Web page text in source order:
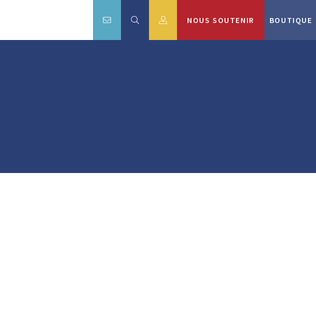
NOUS SOUTENIR BOUTIQUE